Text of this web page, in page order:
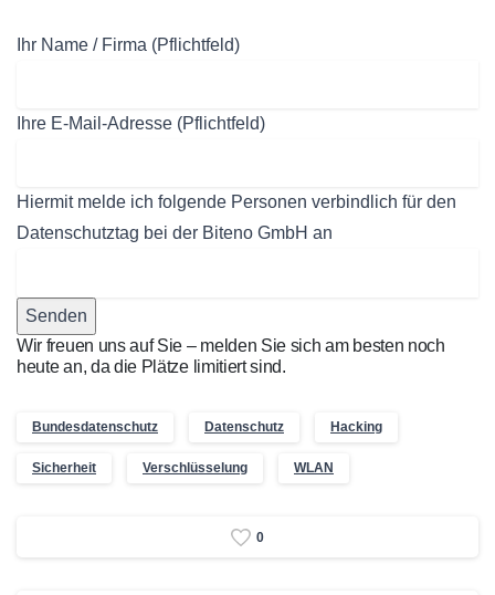
Ihr Name / Firma (Pflichtfeld)
Ihre E-Mail-Adresse (Pflichtfeld)
Hiermit melde ich folgende Personen verbindlich für den
Datenschutztag bei der Biteno GmbH an
Wir freuen uns auf Sie – melden Sie sich am besten noch
heute an, da die Plätze limitiert sind.
Bundesdatenschutz Datenschutz Hacking
Sicherheit Verschlüsselung WLAN
0